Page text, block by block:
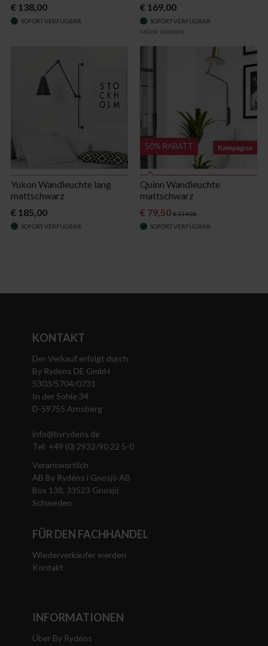
€ 138,00
SOFORT VERFÜGBAR
€ 169,00
SOFORT VERFÜGBAR
MEHR FARBEN
Yukon Wandleuchte lang
mattschwarz
€ 185,00
SOFORT VERFÜGBAR
50% RABATT
Quinn Wandleuchte
mattschwarz
Kampagne
€ 79,50 € 159,00
SOFORT VERFÜGBAR
KONTAKT
Der Verkauf erfolgt durch
By Rydens DE GmbH
5303/5704/0731
In der Sohle 34
D-59755 Arnsberg
info@byrydens.de
Tel: +49 (0) 2932/90 22 5-0
Verantwortlich
AB By Rydéns i Gnosjö AB
Box 138, 33523 Gnosjö
Schweden
FÜR DEN FACHHANDEL
Wiederverkäufer werden
Kontakt
INFORMATIONEN
Über By Rydéns